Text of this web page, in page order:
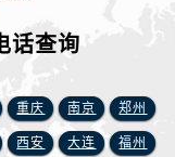
江苏省盐城市盐都区世纪大道5号盐城金融城写字楼1号楼16层1604室宝玑售后服务中心（需提前预约）
江苏省扬州市邗江区国展路29号星耀天地写字楼1号楼18层1803室宝玑售后服务中心（需提前预约）
话查询
重庆 南京 郑州
西安 大连 福州